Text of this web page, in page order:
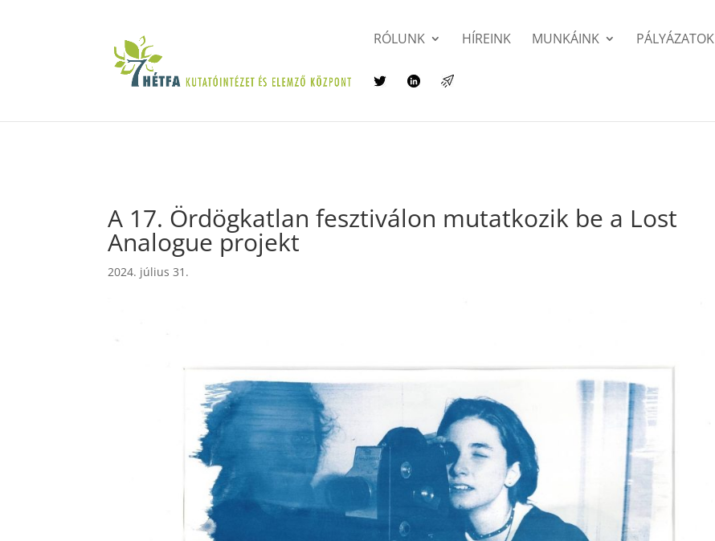
RÓLUNK HÍREINK MUNKÁINK PÁLYÁZATOK
A 17. Ördögkatlan fesztiválon mutatkozik be a Lost
Analogue projekt
2024. július 31.